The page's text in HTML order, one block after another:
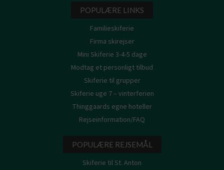
POPULÆRE LINKS
Familieskiferie
Firma skirejser
Mini Skiferie 3-4-5 dage
Modtag et personligt tilbud
Skiferie til grupper
Skiferie uge 7 – vinterferien
Thinggaards egne hoteller
Rejseinformation/FAQ
POPULÆRE REJSEMÅL
Skiferie til St. Anton